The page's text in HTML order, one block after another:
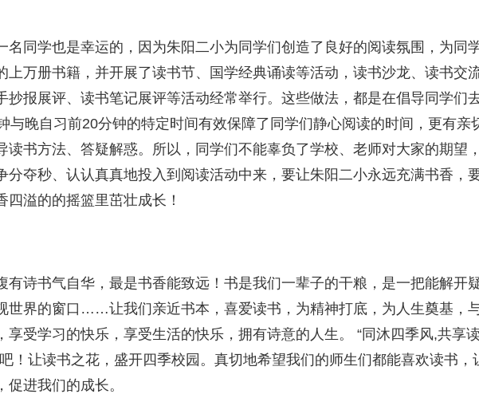
名同学也是幸运的，因为朱阳二小为同学们创造了良好的阅读氛围，为同
上万册书籍，并开展了读书节、国学经典诵读等活动，读书沙龙、读书交
抄报展评、读书笔记展评等活动经常举行。这些做法，都是在倡导同学们
与晚自习前20分钟的特定时间有效保障了同学们静心阅读的时间，更有亲
读书方法、答疑解惑。所以，同学们不能辜负了学校、老师对大家的期望，
分夺秒、认认真真地投入到阅读活动中来，要让朱阳二小永远充满书香，
溢的的摇篮里茁壮成长！
有诗书气自华，最是书香能致远！书是我们一辈子的干粮，是一把能解开
世界的窗口……让我们亲近书本，喜爱读书，为精神打底，为人生奠基，
享受学习的快乐，享受生活的快乐，拥有诗意的人生。 “同沐四季风,共享读
！让读书之花，盛开四季校园。真切地希望我们的师生们都能喜欢读书，
进我们的成长。